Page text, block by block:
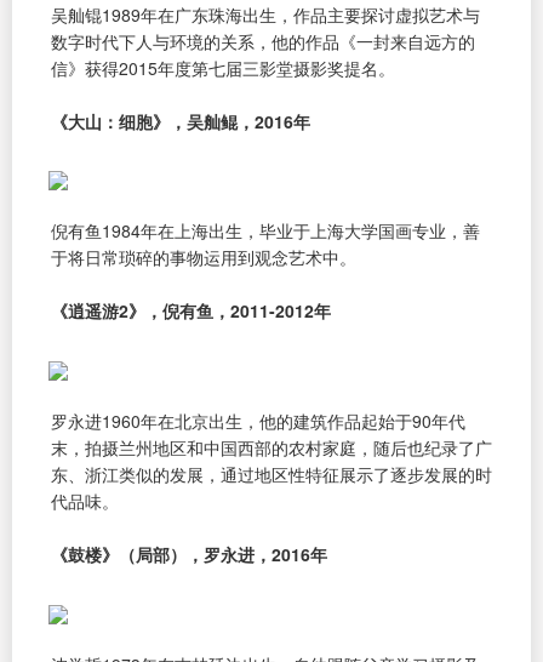
吴舢锟1989年在广东珠海出生，作品主要探讨虚拟艺术与
数字时代下人与环境的关系，他的作品《一封来自远方的
信》获得2015年度第七届三影堂摄影奖提名。
《大山：细胞》，吴舢鲲，2016年
倪有鱼1984年在上海出生，毕业于上海大学国画专业，善
于将日常琐碎的事物运用到观念艺术中。
《逍遥游2》，倪有鱼，2011-2012年
罗永进1960年在北京出生，他的建筑作品起始于90年代
末，拍摄兰州地区和中国西部的农村家庭，随后也纪录了广
东、浙江类似的发展，通过地区性特征展示了逐步发展的时
代品味。
《鼓楼》（局部），罗永进，2016年